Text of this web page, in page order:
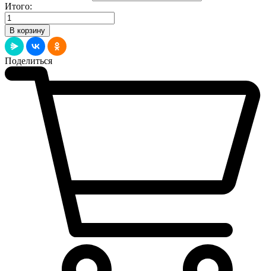
Итого:
Количество
товара
Ламинат
Patio
Medium
Adams
514
В корзину
Поделиться